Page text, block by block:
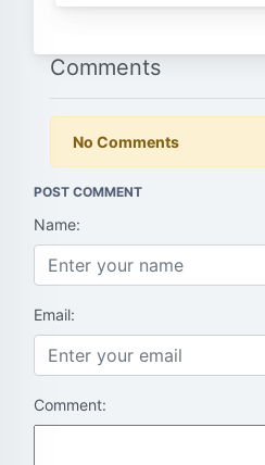
Comments
No Comments
POST COMMENT
Name:
Email:
Comment: